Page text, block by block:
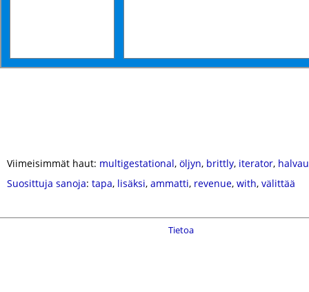
Viimeisimmät haut: multigestational, öljyn, brittly, iterator,
Suosittuja sanoja: tapa, lisäksi, ammatti, revenue, with, välittää
Tietoa